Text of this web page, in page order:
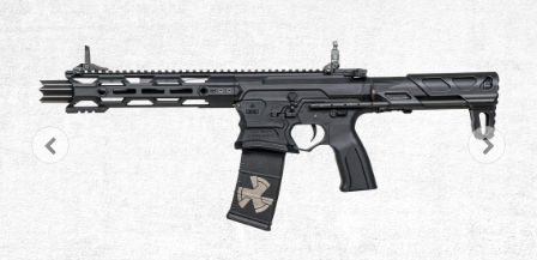
BB Series
Sistema de Entrenamiento